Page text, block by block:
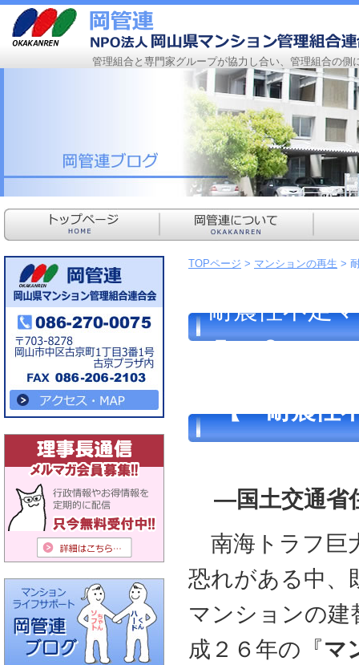
管理組合と専門家グループが協力し合い、管理組合の側
TOPページ > マンションの再生 >
耐震性不足
５・２
【『耐震性
―国土交通省
南海トラフ巨
恐れがある中、
マンションの建
成２６年の『マ